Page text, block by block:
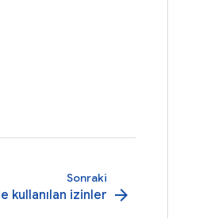
Sonraki
kullanılan izinler arrow_forward